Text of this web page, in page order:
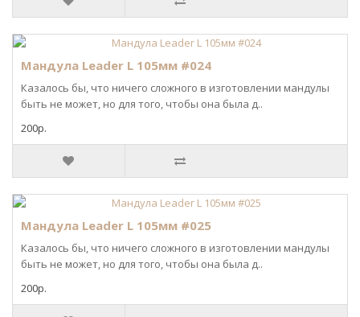
Мандула Leader L 105мм #024
Казалось бы, что ничего сложного в изготовлении мандулы
быть не может, но для того, чтобы она была д..
200р.
Мандула Leader L 105мм #025
Казалось бы, что ничего сложного в изготовлении мандулы
быть не может, но для того, чтобы она была д..
200р.